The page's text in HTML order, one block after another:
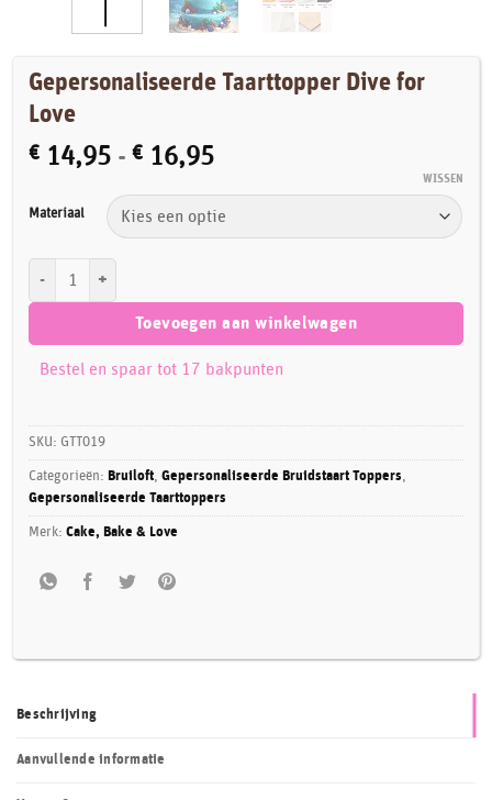
Gepersonaliseerde Taarttopper Dive for
Love
€ 14,95 - € 16,95Prijsklasse:
tot
€ 16,95
Materiaal
WISSEN
Toevoegen aan winkelwagen
Bestel en spaar tot 17 bakpunten
SKU: GTT019
Categorieën: Bruiloft,Gepersonaliseerde Bruidstaart Toppers,
Gepersonaliseerde Taarttoppers
Merk:Cake, Bake & Love
Beschrijving
Aanvullende informatie